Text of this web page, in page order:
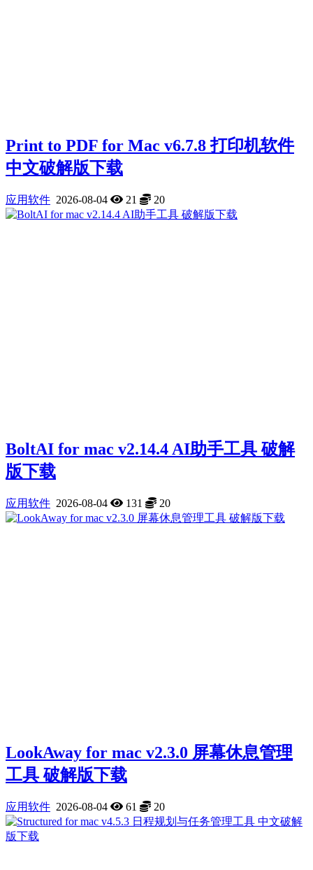
Print to PDF for Mac v6.7.8 打印机软件
中文破解版下载
应用软件 2026-08-04 21 20
BoltAI for mac v2.14.4 AI助手工具 破解
版下载
应用软件 2026-08-04 131 20
LookAway for mac v2.3.0 屏幕休息管理
工具 破解版下载
应用软件 2026-08-04 61 20